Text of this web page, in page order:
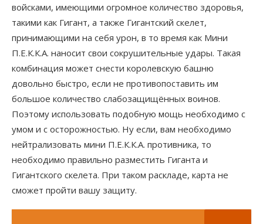
войсками, имеющими огромное количество здоровья,
такими как Гигант, а также Гигантский скелет,
принимающими на себя урон, в то время как Мини
П.Е.К.К.А. наносит свои сокрушительные удары. Такая
комбинация может снести королевскую башню
довольно быстро, если не противопоставить им
большое количество слабозащищённых воинов.
Поэтому использовать подобную мощь необходимо с
умом и с осторожностью. Ну если, вам необходимо
нейтрализовать мини П.Е.К.К.А. противника, то
необходимо правильно разместить Гиганта и
Гигантского скелета. При таком раскладе, карта не
сможет пройти вашу защиту.